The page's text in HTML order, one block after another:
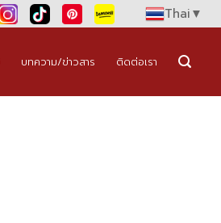
Thai▼
บทความ/ข่าวสาร ติดต่อเรา